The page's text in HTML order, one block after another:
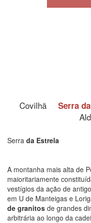
Covilhã Serra
Serra da Estrela
A montanha mais alta de
maioritariamente
vestígios da ação de
em U de Manteigas e
de granitos de grandes
arbitrária ao longo da